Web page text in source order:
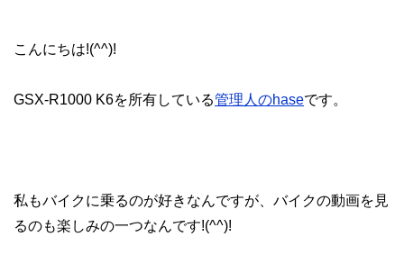
こんにちは!(^^)!
GSX-R1000 K6を所有している管理人のhaseです。
私もバイクに乗るのが好きなんですが、バイクの動画を見
るのも楽しみの一つなんです!(^^)!